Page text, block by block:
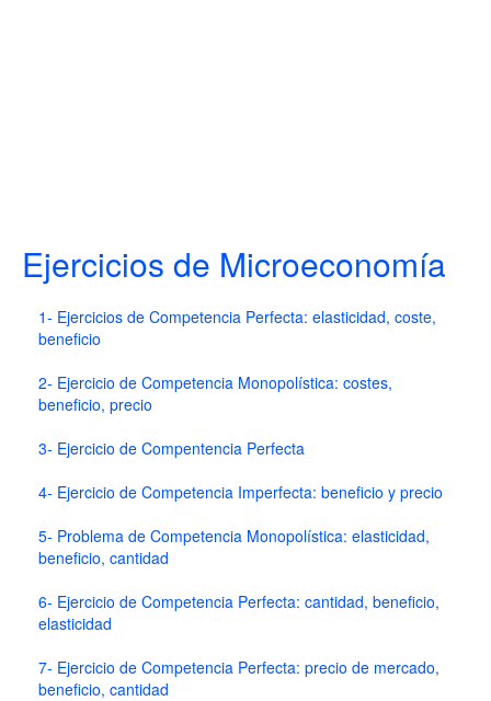
Ejercicios de Microeconomía
1- Ejercicios de Competencia Perfecta: elasticidad, coste,
beneficio
2- Ejercicio de Competencia Monopolística: costes,
beneficio, precio
3- Ejercicio de Compentencia Perfecta
4- Ejercicio de Competencia Imperfecta: beneficio y precio
5- Problema de Competencia Monopolística: elasticidad,
beneficio, cantidad
6- Ejercicio de Competencia Perfecta: cantidad, beneficio,
elasticidad
7- Ejercicio de Competencia Perfecta: precio de mercado,
beneficio, cantidad